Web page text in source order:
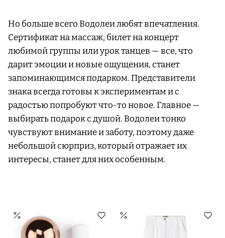
Но больше всего Водолеи любят впечатления.
Сертификат на массаж, билет на концерт
любимой группы или урок танцев — все, что
дарит эмоции и новые ощущения, станет
запоминающимся подарком. Представители
знака всегда готовы к экспериментам и с
радостью попробуют что-то новое. Главное —
выбирать подарок с душой. Водолеи тонко
чувствуют внимание и заботу, поэтому даже
небольшой сюрприз, который отражает их
интересы, станет для них особенным.